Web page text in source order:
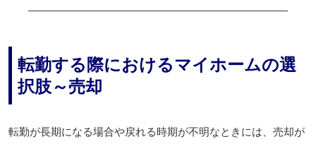
転勤する際におけるマイホームの選
択肢～売却
転勤が長期になる場合や戻れる時期が不明なときには、売却が